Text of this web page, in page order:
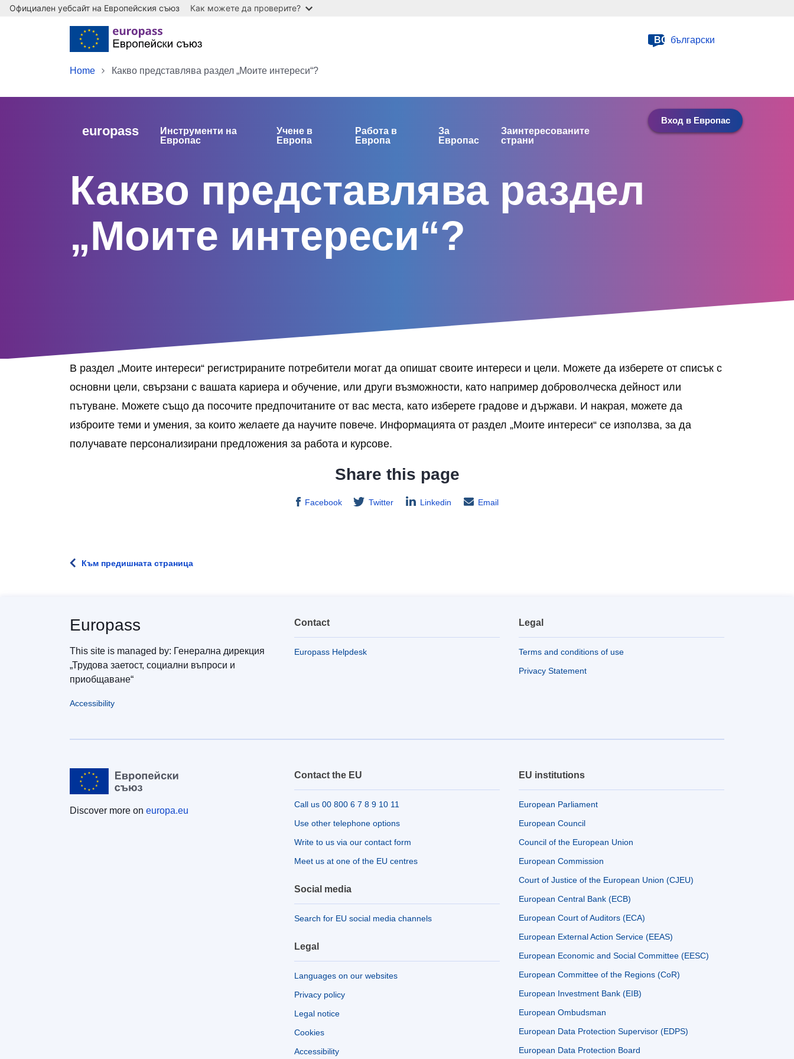
Skip to main content
Официален уебсайт на Европейския съюз Как можете да проверите?
Home Какво представлява раздел „Моите интереси“?
BG български
europass
Инструменти на
Европас
Учене в
Европа
Работа в
Европа
За
Европас
Заинтересованите
страни
Вход в Европас
Какво представлява раздел
„Моите интереси“?
В раздел „Моите интереси“ регистрираните потребители могат да опишат своите интереси и цели. Можете да изберете от списък с
основни цели, свързани с вашата кариера и обучение, или други възможности, като например доброволческа дейност или
пътуване. Можете също да посочите предпочитаните от вас места, като изберете градове и държави. И накрая, можете да
изброите теми и умения, за които желаете да научите повече. Информацията от раздел „Моите интереси“ се използва, за да
получавате персонализирани предложения за работа и курсове.
Share this page
Facebook Twitter Linkedin Email
Към предишната страница
Europass
This site is managed by: Генерална дирекция
„Трудова заетост, социални въпроси и
приобщаване“
Accessibility
Contact
Europass Helpdesk
Legal
Terms and conditions of use
Privacy Statement
Discover more on europa.eu
Contact the EU
Call us 00 800 6 7 8 9 10 11
Use other telephone options
Write to us via our contact form
Meet us at one of the EU centres
Social media
Search for EU social media channels
Legal
Languages on our websites
Privacy policy
Legal notice
Cookies
Accessibility
EU institutions
European Parliament
European Council
Council of the European Union
European Commission
Court of Justice of the European Union (CJEU)
European Central Bank (ECB)
European Court of Auditors (ECA)
European External Action Service (EEAS)
European Economic and Social Committee (EESC)
European Committee of the Regions (CoR)
European Investment Bank (EIB)
European Ombudsman
European Data Protection Supervisor (EDPS)
European Data Protection Board